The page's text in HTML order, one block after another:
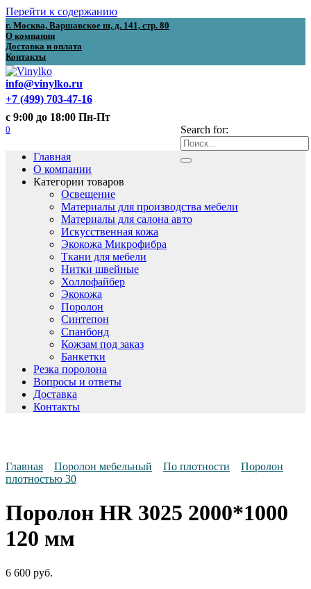
Перейти к содержанию
г. Москва, Варшавское ш, д. 141, стр. 80
О компании
Доставка и оплата
Контакты
info@vinylko.ru
+7 (499) 703-47-16
с 9:00 до 18:00 Пн-Пт
Search for:
0
Главная
О компании
Категории товаров
Освещение
Материалы для производства мебели
Материалы для салона авто
Искусственная кожа
Экокожа Микрофибра
Ткани для мебели
Нитки швейные
Холлофайбер
Экокожа
Поролон
Синтепон
Спанбонд
Кожзам под заказ
Банкетки
Резка поролона
Вопросы и ответы
Доставка
Контакты
Главная Поролон мебельный По плотности
Поролон
плотностью 30
Поролон HR 3025 2000*1000
120 мм
6 600 руб.